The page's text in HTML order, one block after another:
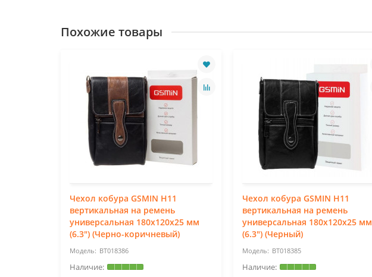
Похожие товары
Чехол кобура GSMIN H11
вертикальная на ремень
универсальная 180x120x25 мм
(6.3") (Черно-коричневый)
BT018386
Чехол кобура GSMIN H11
вертикальная на ремень
универсальная 180x120x25 мм
(6.3") (Черный)
BT018385